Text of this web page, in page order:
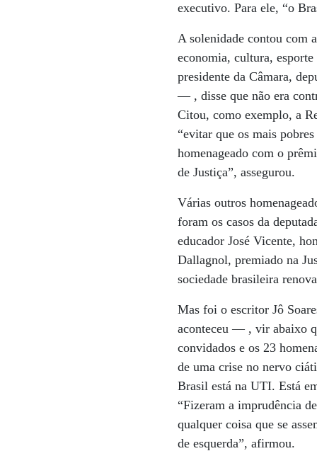
executivo. Para ele, “o
A solenidade contou com
economia, cultura,
presidente da Câmara,
­­— , disse que não era
Citou, como exemplo, a
“evitar que os mais
homenageado com o
de Justiça”, assegurou.
Várias outros
foram os casos da
educador José Vicente,
Dallagnol, premiado na
sociedade brasileira
Mas foi o escritor Jô
aconteceu ­­— , vir abaixo
convidados e os 23
de uma crise no nervo
Brasil está na UTI. Está
“Fizeram a imprudência
qualquer coisa que se
de esquerda”, afirmou.